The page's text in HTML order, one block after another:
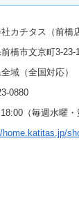
カチタス（前橋
橋市文京町3-23-
域（全国対応）
0880
（毎週水曜・
home.katitas.jp/